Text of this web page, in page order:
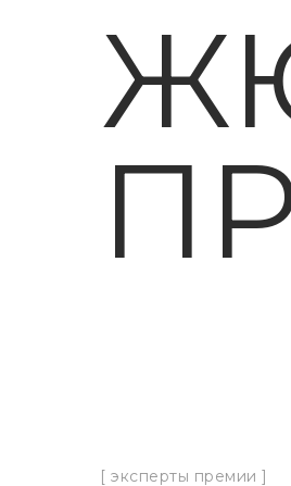
[ эксперты премии ]